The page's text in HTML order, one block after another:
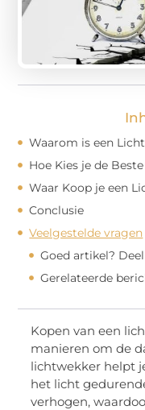
Waarom is een
Hoe Kies je de
Waar Koop je een
Conclusie
Veelgestelde vragen
Goed artikel?
Gerelateerde
Kopen van een
manieren om de
lichtwekker helpt
het licht
verhogen,